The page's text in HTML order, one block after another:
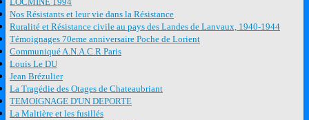
Nos Résistants et leur vie dans la Résistance
Ruralité et Résistance civile au pays des Landes de Lanvaux, 1940-1944
Témoignages 70eme anniversaire Poche de Lorient
Communiqué A.N.A.C.R Paris
Louis Le DU
Jean Brézulier
La Tragédie des Otages de Chateaubriant
TEMOIGNAGE D'UN DEPORTE
La Maltière et les fusillés